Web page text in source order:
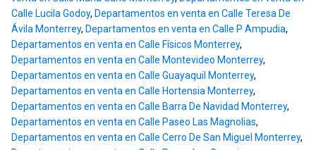
Calle Lucila Godoy, Departamentos en venta en Calle Teresa De
Ávila Monterrey, Departamentos en venta en Calle P Ampudia,
Departamentos en venta en Calle Físicos Monterrey,
Departamentos en venta en Calle Montevideo Monterrey,
Departamentos en venta en Calle Guayaquil Monterrey,
Departamentos en venta en Calle Hortensia Monterrey,
Departamentos en venta en Calle Barra De Navidad Monterrey,
Departamentos en venta en Calle Paseo Las Magnolias,
Departamentos en venta en Calle Cerro De San Miguel Monterrey,